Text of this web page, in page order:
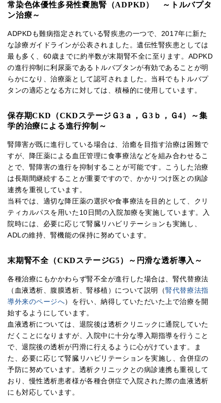
常染色体優性多発性嚢胞腎（ADPKD） ～トルバプタ
ン治療～
ADPKDも難病指定されている腎疾患の一つで、2017年に新た
な診療ガイドラインが公表されました。遺伝性腎疾患としては
最も多く、60歳までに約半数が末期腎不全に至ります。ADPKD
の進行抑制に利尿薬であるトルバプタンが有効であることが明
らかになり、治療薬として認可されました。当科でもトルバプ
タンの適応となる方に対しては、積極的に使用しています。
保存期CKD（CKDステージＧ3ａ，Ｇ3ｂ，Ｇ4）～集
学的治療による進行抑制～
腎障害が既に進行している場合は、治癒を目指す治療は困難で
すが、降圧薬による血圧管理に食事療法などを組み合わせるこ
とで、腎障害の進行を抑制することが可能です。こうした治療
は長期間継続することが重要ですので、かかりつけ医との病診
連携を重視しています。
当科では、適切な降圧薬の選択や食事療法を目的として、クリ
ティカルパスを用いた10日間の入院加療を実施しています。入
院時には、必要に応じて腎臓リハビリテーションも実施し、
ADLの維持、腎機能の保持に努めています。
末期腎不全（CKDステージG5）～円滑な透析導入～
各種治療にもかかわらず腎不全が進行した場合は、腎代替療法
（血液透析、腹膜透析、腎移植）について説明（腎代替療法指
導外来のページへ）を行い、納得していただいた上で治療を開
始するようにしています。
血液透析については、退院後は透析クリニックに通院していた
だくことになりますが、入院中に十分な導入期指導を行うこと
で、退院後の透析が円滑に行えるように心がけています。ま
た、必要に応じて腎臓リハビリテーションを実施し、合併症の
予防に努めています。透析クリニックとの病診連携も重視して
おり、慢性透析患者様が各種合併症で入院された際の血液透析
にも対応しています。